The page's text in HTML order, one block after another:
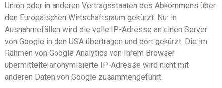
Union oder in anderen Vertragsstaaten des Abkommens über
den Europäischen Wirtschaftsraum gekürzt. Nur in
Ausnahmefällen wird die volle IP-Adresse an einen Server
von Google in den USA übertragen und dort gekürzt. Die im
Rahmen von Google Analytics von Ihrem Browser
übermittelte anonymisierte IP-Adresse wird nicht mit
anderen Daten von Google zusammengeführt.